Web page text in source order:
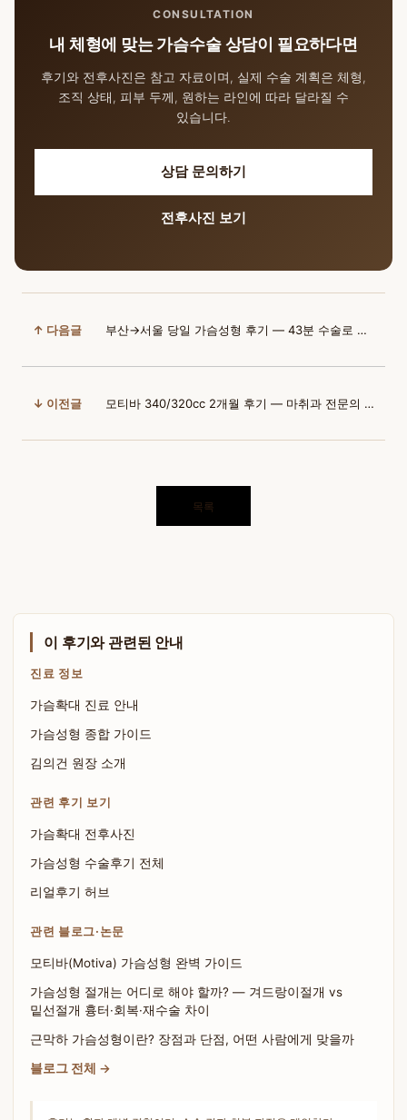
CONSULTATION
내 체형에 맞는 가슴수술 상담이 필요하다면
후기와 전후사진은 참고 자료이며, 실제 수술 계획은 체형,
조직 상태, 피부 두께, 원하는 라인에 따라 달라질 수
있습니다.
상담 문의하기
전후사진 보기
↑ 다음글 부산→서울 당일 가슴성형 후기 — 43분 수술로 과하지 않은 자연스러움
↓ 이전글 모티바 340/320cc 2개월 후기 — 마취과 전문의 상주 병원 선택기
목록
이 후기와 관련된 안내
진료 정보
가슴확대 진료 안내
가슴성형 종합 가이드
김의건 원장 소개
관련 후기 보기
가슴확대 전후사진
가슴성형 수술후기 전체
리얼후기 허브
관련 블로그·논문
모티바(Motiva) 가슴성형 완벽 가이드
가슴성형 절개는 어디로 해야 할까? — 겨드랑이절개 vs
밑선절개 흉터·회복·재수술 차이
근막하 가슴성형이란? 장점과 단점, 어떤 사람에게 맞을까
블로그 전체 →